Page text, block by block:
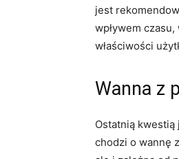
jest
wpływem
właściwości
Wanna z
Ostatnią
chodzi o wannę